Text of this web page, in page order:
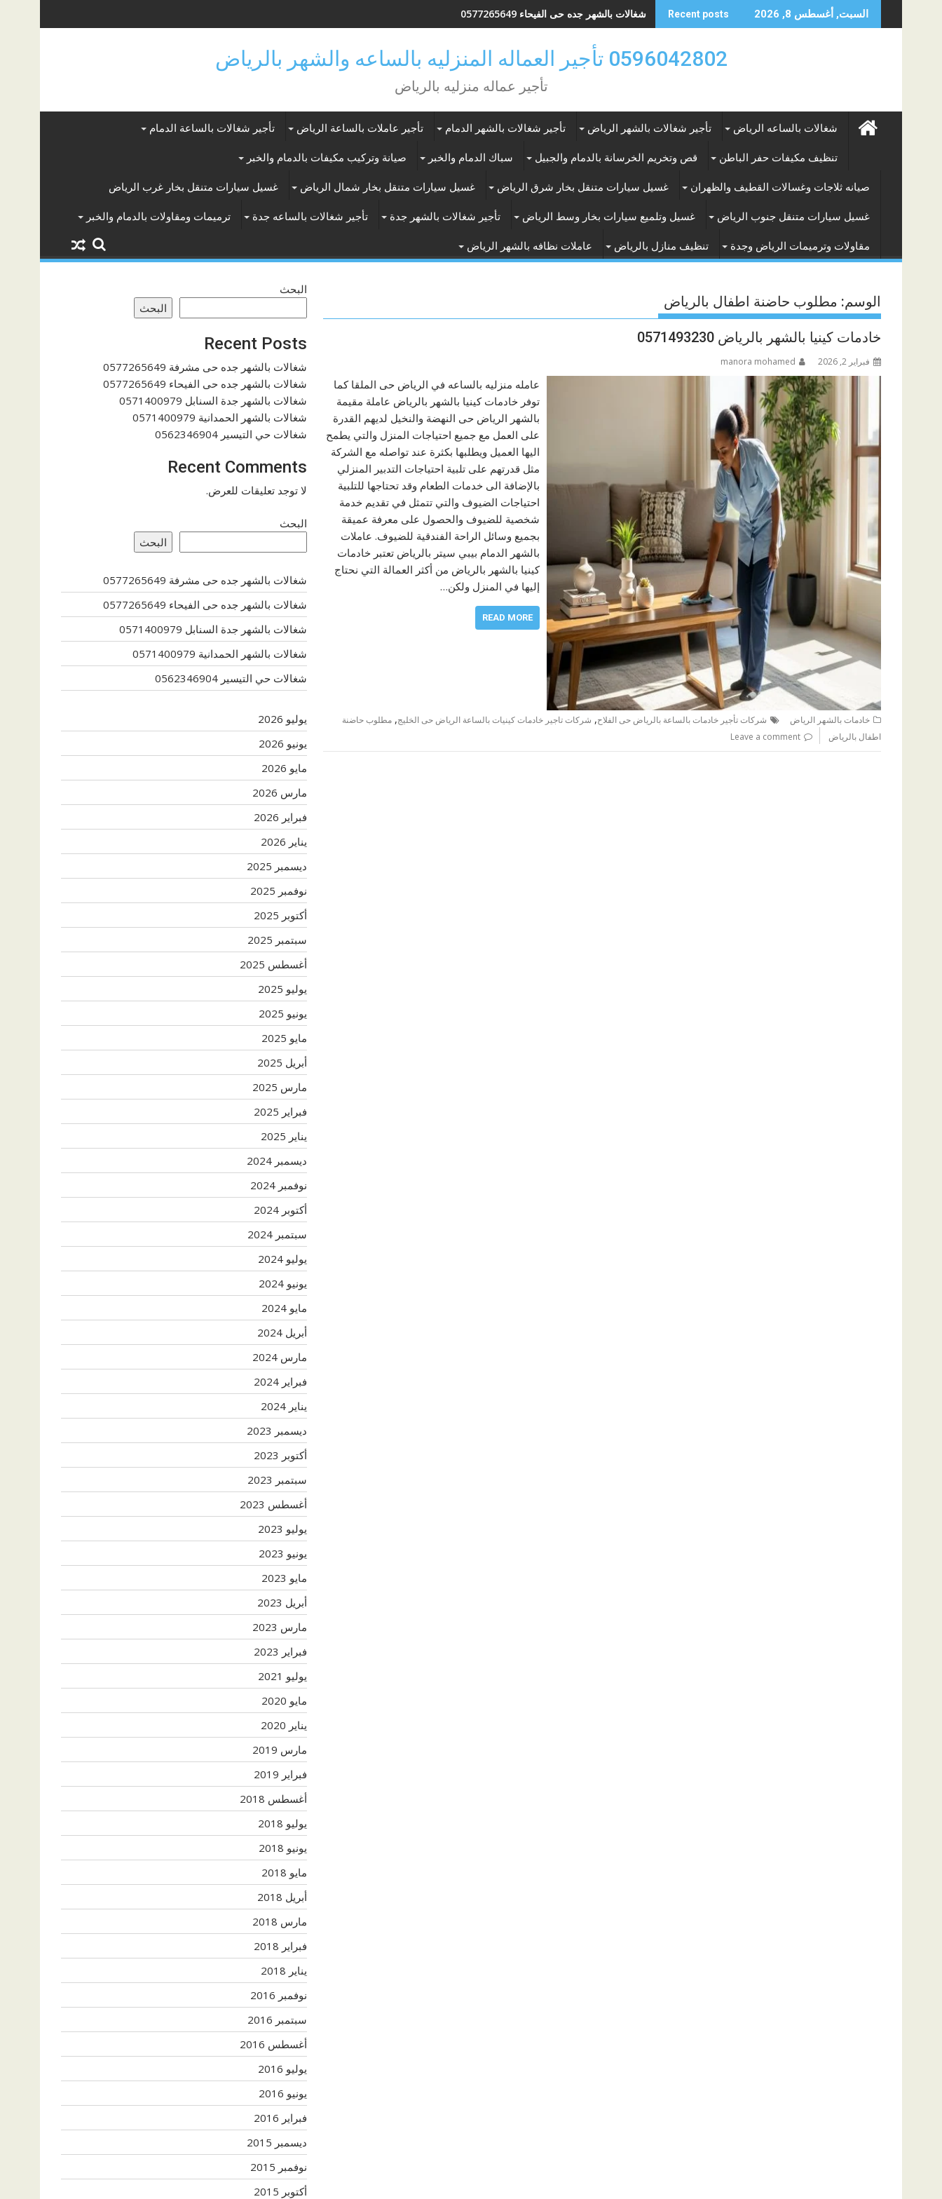
to
السبت, أغسطس 8, 2026 Recent posts شغالات بالشهر جده حى الفيحاء 0577265649
0596042802 تأجير العماله المنزليه بالساعه والشهر بالرياض
تأجير عماله منزليه بالرياض
شغالات بالساعه الرياض تأجير شغالات بالشهر الرياض تأجير شغالات بالشهر الدمام تأجير عاملات بالساعة الرياض تأجير شغالات بالساعة الدمام
تنظيف مكيفات حفر الباطن قص وتخريم الخرسانة بالدمام والجبيل سباك الدمام والخبر صيانة وتركيب مكيفات بالدمام والخبر
صيانه ثلاجات وغسالات القطيف والظهران غسيل سيارات متنقل بخار شرق الرياض غسيل سيارات متنقل بخار شمال الرياض غسيل سيارات متنقل بخار غرب الرياض
غسيل سيارات متنقل جنوب الرياض غسيل وتلميع سيارات بخار وسط الرياض تأجير شغالات بالشهر جدة تأجير شغالات بالساعه جدة ترميمات ومقاولات بالدمام والخبر
مقاولات وترميمات الرياض وجدة تنظيف منازل بالرياض عاملات نظافه بالشهر الرياض
الوسم: مطلوب حاضنة اطفال بالرياض
خادمات كينيا بالشهر بالرياض 0571493230
فبراير 2, 2026 manora mohamed
عامله منزليه بالساعه في الرياض حى الملقا كما
توفر خادمات كينيا بالشهر بالرياض عاملة مقيمة
بالشهر الرياض حى النهضة والنخيل لديهم القدرة
على العمل مع جميع احتياجات المنزل والتي يطمح
اليها العميل ويطلبها بكثرة عند تواصله مع الشركة
مثل قدرتهم على تلبية احتياجات التدبير المنزلي
بالإضافة الى خدمات الطعام وقد تحتاجها للتلبية
احتياجات الضيوف والتي تتمثل في تقديم خدمة
شخصية للضيوف والحصول على معرفة عميقة
بجميع وسائل الراحة الفندقية للضيوف. عاملات
بالشهر الدمام بيبي سيتر بالرياض تعتبر خادمات
كينيا بالشهر بالرياض من أكثر العمالة التي نحتاج
إليها في المنزل ولكن…
READ MORE
خادمات بالشهر الرياض شركات تأجير خادمات بالساعة بالرياض حى الفلاح, شركات تاجير خادمات كينيات بالساعة الرياض حى الخليج, مطلوب حاضنة
اطفال بالرياض
Leave a comment
البحث
البحث
Recent Posts
شغالات بالشهر جده حى مشرفة 0577265649
شغالات بالشهر جده حى الفيحاء 0577265649
شغالات بالشهر جدة السنابل 0571400979
شغالات بالشهر الحمدانية 0571400979
شغالات حي التيسير 0562346904
Recent Comments
لا توجد تعليقات للعرض.
البحث
البحث
شغالات بالشهر جده حى مشرفة 0577265649
شغالات بالشهر جده حى الفيحاء 0577265649
شغالات بالشهر جدة السنابل 0571400979
شغالات بالشهر الحمدانية 0571400979
شغالات حي التيسير 0562346904
يوليو 2026
يونيو 2026
مايو 2026
مارس 2026
فبراير 2026
يناير 2026
ديسمبر 2025
نوفمبر 2025
أكتوبر 2025
سبتمبر 2025
أغسطس 2025
يوليو 2025
يونيو 2025
مايو 2025
أبريل 2025
مارس 2025
فبراير 2025
يناير 2025
ديسمبر 2024
نوفمبر 2024
أكتوبر 2024
سبتمبر 2024
يوليو 2024
يونيو 2024
مايو 2024
أبريل 2024
مارس 2024
فبراير 2024
يناير 2024
ديسمبر 2023
أكتوبر 2023
سبتمبر 2023
أغسطس 2023
يوليو 2023
يونيو 2023
مايو 2023
أبريل 2023
مارس 2023
فبراير 2023
يوليو 2021
مايو 2020
يناير 2020
مارس 2019
فبراير 2019
أغسطس 2018
يوليو 2018
يونيو 2018
مايو 2018
أبريل 2018
مارس 2018
فبراير 2018
يناير 2018
نوفمبر 2016
سبتمبر 2016
أغسطس 2016
يوليو 2016
يونيو 2016
فبراير 2016
ديسمبر 2015
نوفمبر 2015
أكتوبر 2015